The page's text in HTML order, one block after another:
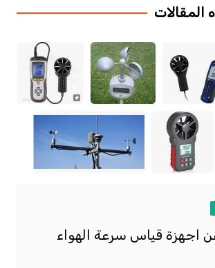
المقالات
اجهزة قياس سرعة الهواء